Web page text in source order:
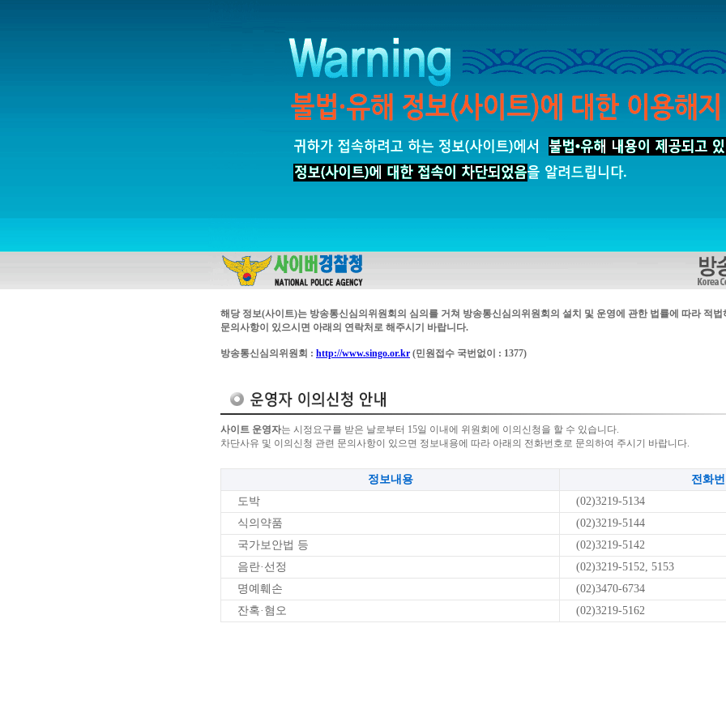
해당 정보(사이트)는 방송통신심의위원회의 심의를 거쳐 방송통신심의위원회의 설치 및 운영에 관한 법률에 따라 적
문의사항이 있으시면 아래의 연락처로 해주시기 바랍니다.
방송통신심의위원회 : http://www.singo.or.kr (민원접수 국번없이 : 1377)
사이트 운영자는 시정요구를 받은 날로부터 15일 이내에 위원회에 이의신청을 할 수 있습니다.
차단사유 및 이의신청 관련 문의사항이 있으면 정보내용에 따라 아래의 전화번호로 문의하여 주시기 바랍니다.
정보내용
전화
도박
(02)3219-5134
식의약품
(02)3219-5144
국가보안법 등
(02)3219-5142
음란·선정
(02)3219-5152, 5153
명예훼손
(02)3470-6734
잔혹·혐오
(02)3219-5162